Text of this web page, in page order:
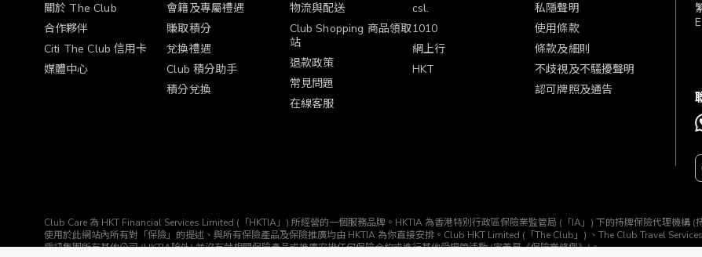
關於 The Club
合作夥伴
Citi The Club 信用卡
媒體中心
會籍及專屬禮遇
賺取積分
兌換禮遇
Club 積分助手
積分兌換
物流與配送
Club Shopping 商品領取
站
退款政策
常見問題
在線客服
csl.
1010
網上行
HKT
私隱聲明
使用條款
條款及細則
不歧視及不騷擾聲明
認可牌照及通告
Club Care 為 HKT Financial Services Limited (「HKTIA」) 所經營的一個服務品牌。HKTIA 為香港特別行政區保險業監管局 (「IA」) 下的持牌保險代理機構 (
使用於此網站內所有對「保險」的提述、與所有保險產品及保險推廣均由 HKTIA 為你直接安排。Club HKT Limited (「The Club」) 、The Club Travel
電訊集團所有其他公司 (HKTIA除外) 並沒有就相關保險產品或推廣安排任何保險合約或進行其他受規管活動 (定義見《保險業條例》)。